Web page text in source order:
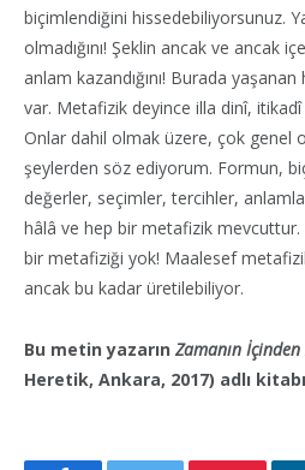
biçimlendiğini hissedebiliyorsunuz.
olmadığını! Şeklin ancak ve ancak
anlam kazandığını! Burada
var. Metafizik deyince illa dinî,
Onlar dahil olmak üzere, çok genel
şeylerden söz ediyorum. Formun,
değerler, seçimler, tercihler,
hâlâ ve hep bir metafizik mevcuttur.
bir metafiziği yok! Maalesef
ancak bu kadar üretilebiliyor.
Bu metin yazarın Zamanın İçinden
Heretik, Ankara, 2017) adlı